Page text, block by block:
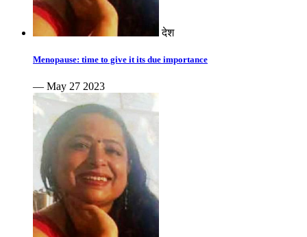
देश
Menopause: time to give it its due importance
— May 27 2023